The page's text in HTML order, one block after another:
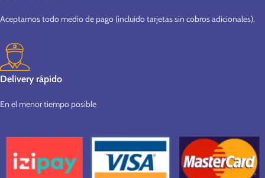
Aceptamos todo medio de pago (incluido tarjetas sin cobros adicionales).
Delivery rápido
En el menor tiempo posible